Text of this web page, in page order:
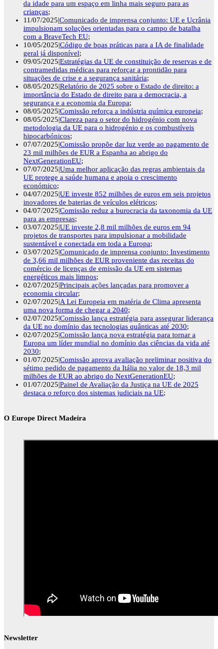
da idade para um espaço em linha mais seguro para as
crianças;
11/07/2025|Comunicado de imprensa conjunto: UE e Ucrânia
impulsionam soluções orientadas para o campo de batalha
com a BraveTech EU;
10/05/2025|Código de boas práticas para a IA de finalidade
geral já disponível;
09/05/2025|Estratégias da UE de constituição de reservas e de
contramedidas médicas para reforçar a prontidão para
situações de crise e a segurança sanitária;
08/05/2025|Relatório de 2025 sobre o Estado de direito: a
importância do Estado de direito para a democracia, a
segurança e a economia da Europa;
08/05/2025|Comissão reforça a indústria química europeia;
08/05/2025|Clareza para o setor do hidrogénio com nova
metodologia da UE para o hidrogénio e os combustíveis
hipocarbónicos;
07/07/2025|Comissão propõe dar luz verde ao pagamento de
23 mil milhões de EUR a Espanha ao abrigo do
NextGenerationEU;
07/07/2025|Uma melhor aplicação das regras ambientais da
UE protege a saúde humana e apoia o crescimento
económico;
04/07/2025|UE investe 852 milhões de euros em seis projetos
inovadores de baterias de veículos elétricos;
04/07/2025|Comissão reduz a burocracia da taxonomia da UE
para as empresas;
03/07/2025|UE investe 2,8 mil milhões de euros em 94
projetos de transportes para impulsionar a mobilidade
sustentável e conectada em toda a Europa;
03/07/2025|Comunicado de imprensa conjunto: Investimento
de 3,66 mil milhões de EUR proveniente das receitas do
comércio de licenças de emissão da UE em sistemas
energéticos mais limpos;
02/07/2025|Principais ações lançadas para promover a
economia circular;
02/07/2025|A Lei Europeia em matéria de Clima apresenta
uma nova forma de chegar a 2040;
02/07/2025|Comissão lança estratégia para assegurar liderança
da UE no domínio das tecnologias quânticas até 2030;
02/07/2025|Comissão lança nova estratégia para tornar a
Europa um líder mundial no domínio das ciências da vida até
2030;
01/07/2025|Comissão aprova avaliação preliminar positiva do
sétimo pedido de pagamento da Itália no valor de 18,3 mil
milhões de EUR ao abrigo do NextGenerationEU;
01/07/2025|Painel de Avaliação da Justiça na UE de 2025
destaca o reforço dos sistemas judiciais na UE;
O Europe Direct Madeira
Newsletter